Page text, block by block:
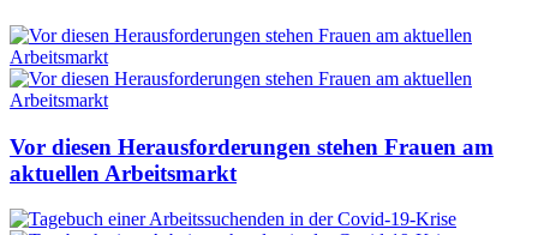
Vor diesen Herausforderungen stehen Frauen am
aktuellen Arbeitsmarkt